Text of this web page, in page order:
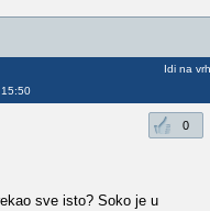
Idi na vrh
0
sve isto? Soko je u